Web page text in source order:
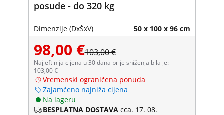
posude - do 320 kg
Dimenzije (DxŠxV) 50 x 100 x 96 cm
98,00 €103,00 €
Najjeftinija cijena u 30 dana prije sniženja bila je:
103,00 €
Vremenski ograničena ponuda
Zajamčeno najniža cijena
Na lageru
BESPLATNA DOSTAVA cca. 17. 08.